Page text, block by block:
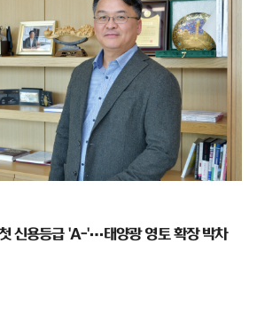
신용등급 'A-'…태양광 영토 확장 박차